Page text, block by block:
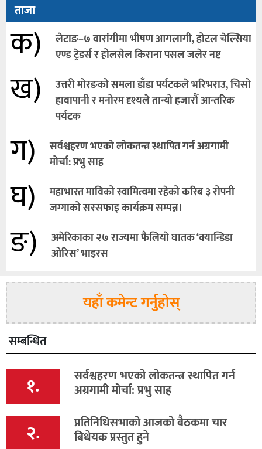
ताजा
क)
लेटाङ–७ वारांगीमा भीषण आगलागी, होटल चेल्सिया
एण्ड ट्रेडर्स र होलसेल किराना पसल जलेर नष्ट
ख)
उत्तरी मोरङको समला डाँडा पर्यटकले भरिभराउ, चिसो
हावापानी र मनोरम दृश्यले तान्यो हजारौँ आन्तरिक
पर्यटक
ग)
सर्वश्वहरण भएको लोकतन्त्र स्थापित गर्न अग्रगामी
मोर्चा: प्रभु साह
घ)
महाभारत माविको स्वामित्वमा रहेको करिब ३ रोपनी
जग्गाको सरसफाइ कार्यक्रम सम्पन्न।
ङ)
अमेरिकाका २७ राज्यमा फैलियाे घातक ‘क्यान्डिडा
ओरिस’ भाइरस
यहाँ कमेन्ट गर्नुहोस्
सम्बन्धित
१. सर्वश्वहरण भएको लोकतन्त्र स्थापित गर्न
अग्रगामी मोर्चा: प्रभु साह
२. प्रतिनिधिसभाको आजको बैठकमा चार
बिधेयक प्रस्तुत हुने